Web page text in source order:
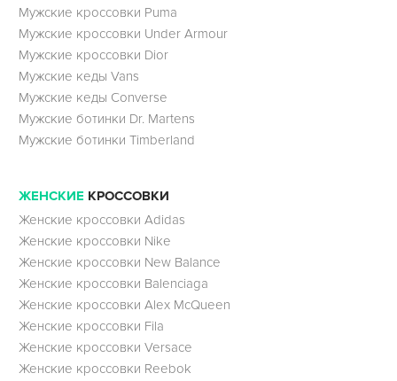
Мужские кроссовки Puma
Мужские кроссовки Under Armour
Мужские кроссовки Dior
Мужские кеды Vans
Мужские кеды Converse
Мужские ботинки Dr. Martens
Мужские ботинки Timberland
ЖЕНСКИЕ КРОССОВКИ
Женские кроссовки Adidas
Женские кроссовки Nike
Женские кроссовки New Balance
Женские кроссовки Balenciaga
Женские кроссовки Alex McQueen
Женские кроссовки Fila
Женские кроссовки Versace
Женские кроссовки Reebok